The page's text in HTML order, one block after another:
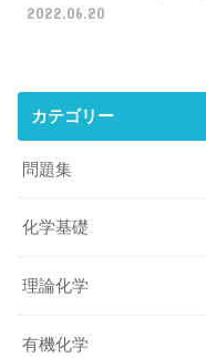
2022.06.20
カテゴリー
問題集
化学基礎
理論化学
有機化学